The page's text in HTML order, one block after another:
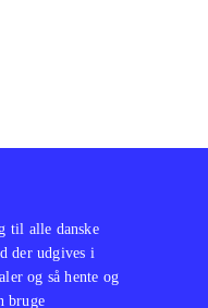
til alle danske
der udgives i
og så hente og
bruge